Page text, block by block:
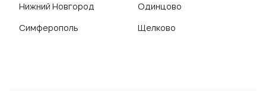
Нижний Новгород
Симферополь
Одинцово
Щелково